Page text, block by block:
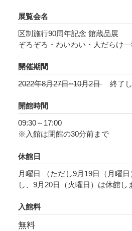
た人の数に着目した展示を
群像における表現の変化を感
について思いを巡らせて頂
他者との心や体の距離感を
日、密を厭わず一堂に会した
かたちを、どうぞお楽しみく
展覧会名
区制施行90周年記念 館蔵品展
ぞろぞろ・わいわい・人だらけ
開催期間
2022年8月27日~10月2日
終了
開館時間
09:30～17:00
※入館は閉館の30分前まで
休館日
月曜日 （ただし9月19日（月曜
し、9月20日（火曜日）は休館し
入館料
無料